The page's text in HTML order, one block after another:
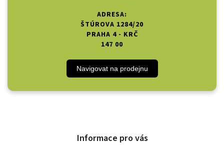
ADRESA:
ŠTÚROVA 1284/20
PRAHA 4 - KRČ
147 00
Navigovat na prodejnu
Informace pro vás